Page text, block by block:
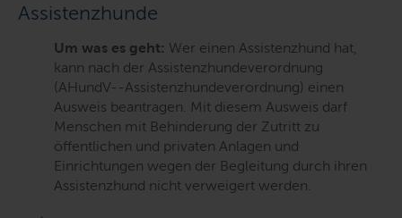
Assistenzhunde
Um was es geht: Wer einen Assistenzhund hat,
kann nach der Assistenzhundeverordnung
(AHundV--Assistenzhundeverordnung) einen
Ausweis beantragen. Mit diesem Ausweis darf
Menschen mit Behinderung der Zutritt zu
öffentlichen und privaten Anlagen und
Einrichtungen wegen der Begleitung durch ihren
Assistenzhund nicht verweigert werden.